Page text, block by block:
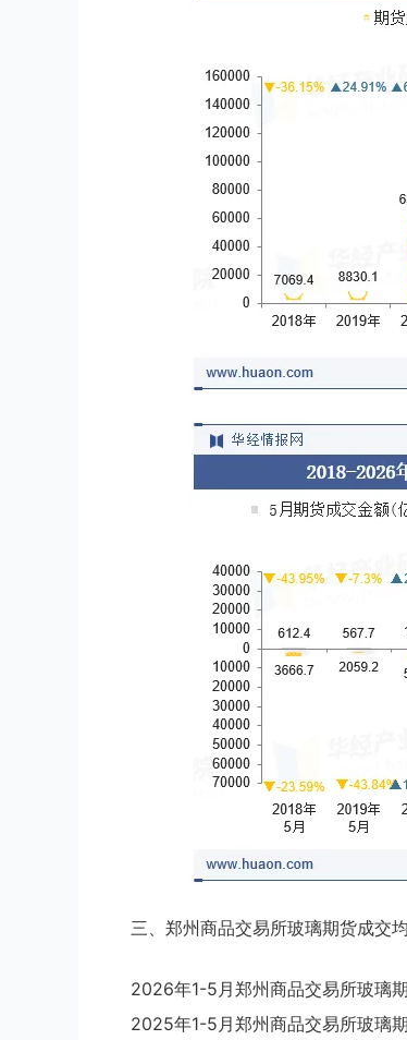
三、郑州商品交易所玻璃期货成交
2026年1-5月郑州商品交易所玻璃
2025年1-5月郑州商品交易所玻璃